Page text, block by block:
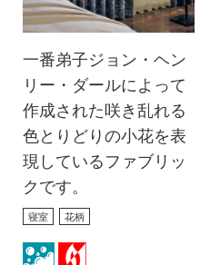
一番弟子ジョン・ヘン
リー・ダールによって
作成された咲き乱れる
色とりどりの小花を表
現しているファブリッ
クです。
寝室 花柄